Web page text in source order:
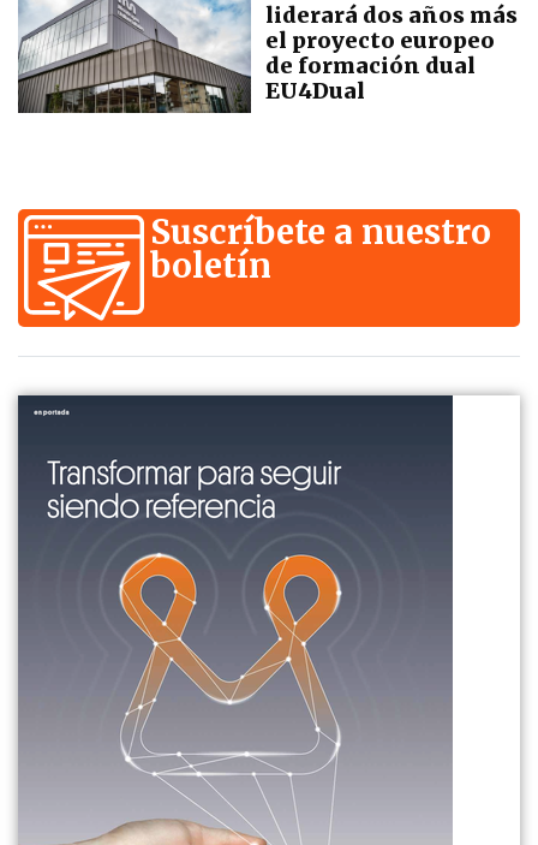
liderará dos años más
el proyecto europeo
de formación dual
EU4Dual
Suscríbete a nuestro
boletín